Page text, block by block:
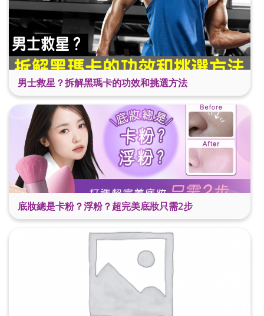
男士救星？拆解黑瑪卡的功效和挑選方法
底妝總是卡粉？浮粉？超完美底妝只需2步